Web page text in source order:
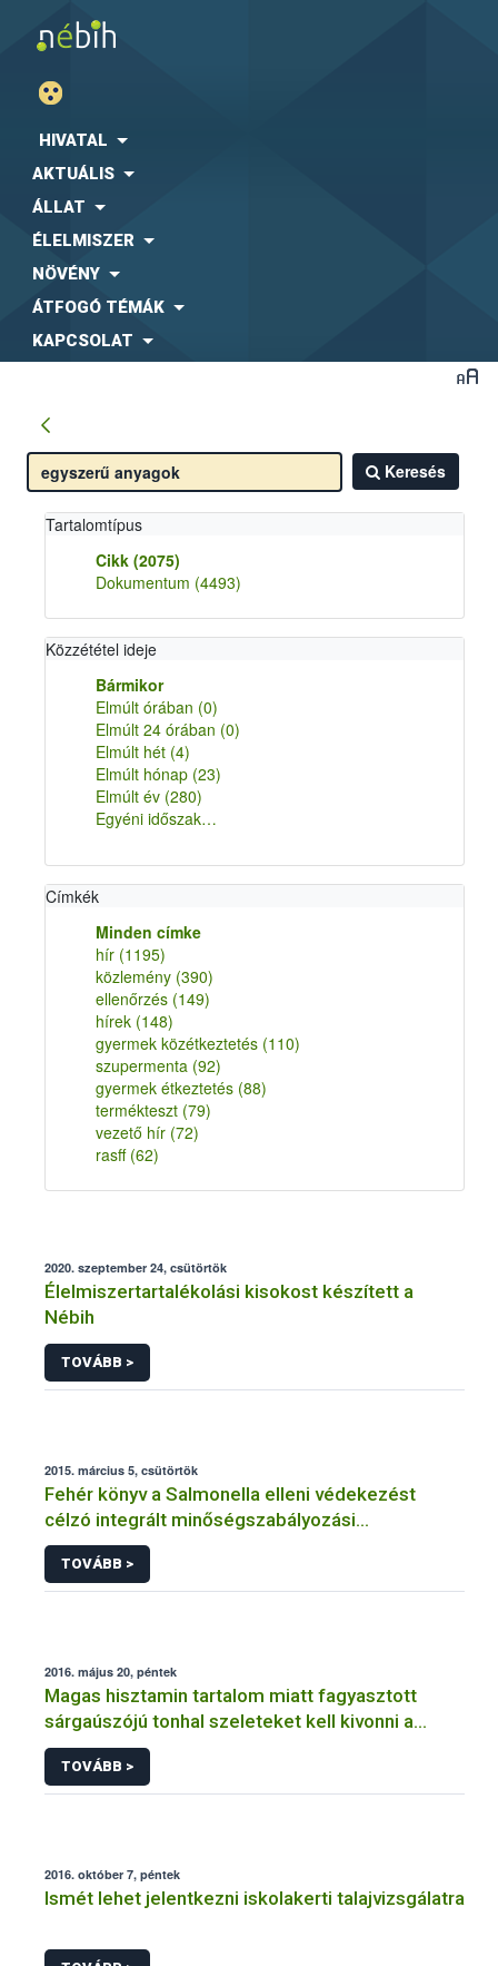
HIVATAL
AKTUÁLIS
ÁLLAT
ÉLELMISZER
NÖVÉNY
ÁTFOGÓ TÉMÁK
KAPCSOLAT
Keresés
Tartalomtípus
Cikk (2075)
Dokumentum (4493)
Közzététel ideje
Bármikor
Elmúlt órában (0)
Elmúlt 24 órában (0)
Elmúlt hét (4)
Elmúlt hónap (23)
Elmúlt év (280)
Egyéni időszak…
Címkék
Minden címke
hír (1195)
közlemény (390)
ellenőrzés (149)
hírek (148)
gyermek közétkeztetés (110)
szupermenta (92)
gyermek étkeztetés (88)
termékteszt (79)
vezető hír (72)
rasff (62)
2020. szeptember 24, csütörtök
Élelmiszertartalékolási kisokost készített a
Nébih
TOVÁBB >
2015. március 5, csütörtök
Fehér könyv a Salmonella elleni védekezést
célzó integrált minőségszabályozási
rendszerhez
TOVÁBB >
2016. május 20, péntek
Magas hisztamin tartalom miatt fagyasztott
sárgaúszójú tonhal szeleteket kell kivonni a
forgalomból
TOVÁBB >
2016. október 7, péntek
Ismét lehet jelentkezni iskolakerti talajvizsgálatra